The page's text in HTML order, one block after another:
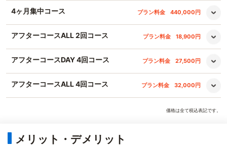
4ヶ月集中コース プラン料金 440,000円
アフターコースALL 2回コース プラン料金 18,900円
アフターコースDAY 4回コース プラン料金 27,500円
アフターコースALL 4回コース プラン料金 32,000円
価格は全て税込表記です。
メリット・デメリット